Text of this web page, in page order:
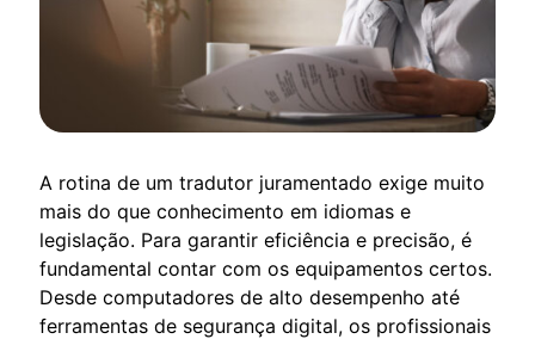
A rotina de um tradutor juramentado exige muito
mais do que conhecimento em idiomas e
legislação. Para garantir eficiência e precisão, é
fundamental contar com os equipamentos certos.
Desde computadores de alto desempenho até
ferramentas de segurança digital, os profissionais